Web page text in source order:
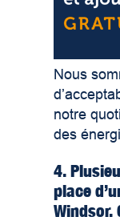
Nous
notre
des
4.
place
Windsor.